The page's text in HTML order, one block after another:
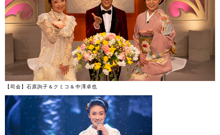
【司会】石原詢子＆クミコ＆中澤卓也